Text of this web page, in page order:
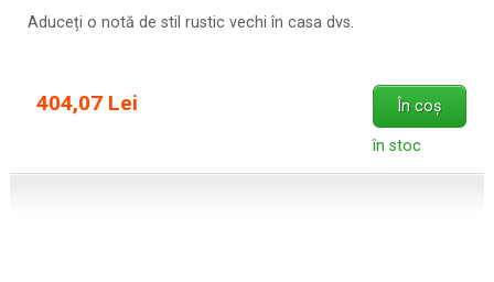
Aduceți o notă de stil rustic vechi în casa dvs.
404,07 Lei În coș
în stoc